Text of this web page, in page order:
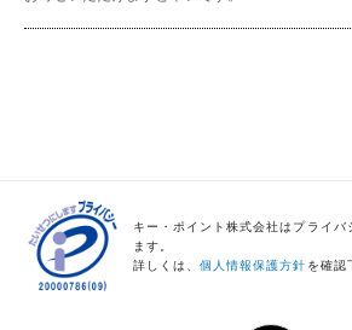
キー・ポイント株式会社はプライバ
ます。
詳しくは、個人情報保護方針 を確認